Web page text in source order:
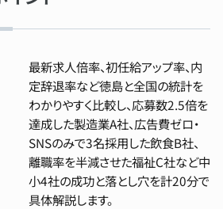
最新求人倍率、初任給アップ率、内
定辞退率など徳島と全国の統計を
わかりやすく比較し、応募数2.5倍を
達成した製造業A社、広告費ゼロ・
SNSのみで3名採用した飲食B社、
離職率を半減させた福祉C社など中
小4社の成功と落とし穴を計20分で
具体解説します。